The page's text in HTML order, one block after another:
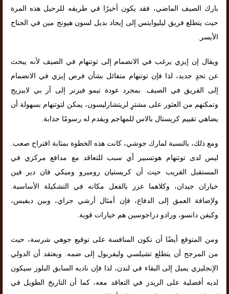
بارك الصيف الماضي، فقد يكون أخيرًا في طريقه للرحيل هذه المرة
حيث يتطلع فريق ليليوايتس إلى إيجاد بديل لسون هيونج مين في الجناح
الأيسر.
ويقال إن إيزي يرغب في الانضمام إلى توتنهام في الصيف لأنه يبحث
عن تحدٍ جديد، لذا فإن توتنهام متفائل بشأن فرص إيزي في الانضمام
إلى الفريق في الصيف. بمجرد عودة تيمو فيرنر إلى آر بي لايبزيج
وتمكنهم من العثور على مشترٍ لريتشارليسون، يمكن لتوتنهام بسهولة أن
يضاهي تقييم كريستال بالاس للمهاجم ويقدم له رسومًا جذابة.
ومع ذلك، بالنسبة لمارك جوشي، كانت هذه الخطوة بمثابة اقتراح صعب.
ليس لدى توتنهام هوتسبير أي سبب للتعاقد مع مدافع مركزي في
المستقبل القريب حيث أن كريستيان روميرو وميكي فان دير فين
خياران جيدان، وكلاهما عزز بالفعل مكانه في التشكيلة الأساسية.
ولإضافة العمق إلى الدفاع، فإن أمثال أرشي جراي، وبين ديفيس،
وكيفن دانسو، ورادو دراجوسين هم خيارات قوية.
ومن المتوقع أيضًا أن تكون المنافسة على توقيع جوهي شرسة، حيث
من المرجح أن يتطلع تشيلسي وليفربول إلى ضمه. ويعتقد أن الدولي
الإنجليزي يميل إلى البقاء في لندن، لذا فإن ناديه السابق البلوز سيكون
لديه أفضلية على الريدز في التعاقد معه، كما أن التاريخ الطويل في